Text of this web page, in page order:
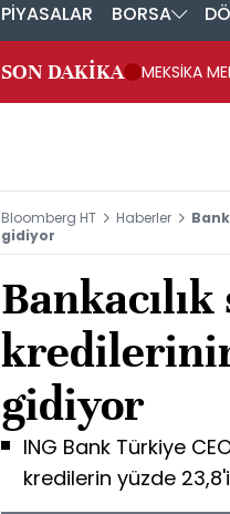
PİYASALAR BORSA
SON DAKİKA MEKSİKA
Bloomberg HT Haberler
gidiyor
gidiyor
ING Bank Türkiye
kredilerin yüzde